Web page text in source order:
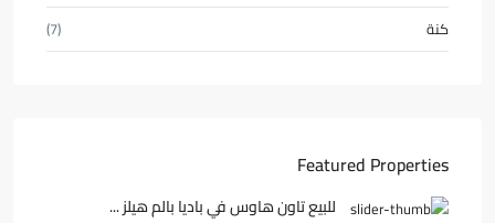
كنة
(7)
Featured Properties
للبيع تاون هاوس في باديا بالم هيلز ...